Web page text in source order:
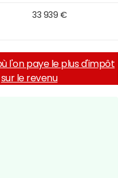
33 939 €
l'on paye le plus d'impôt
sur le revenu